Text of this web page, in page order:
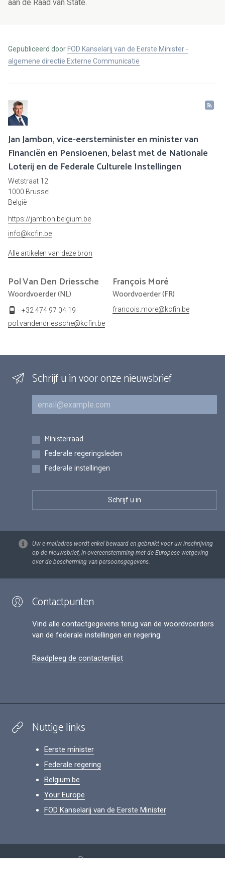
aan de Raad van State.
Gepubliceerd door FOD Kanselarij van de Eerste Minister -
algemene directie Externe Communicatie
Jan Jambon, vice-eersteminister en minister van
Financiën en Pensioenen, belast met de Nationale
Loterij en de Federale Culturele Instellingen
Wetstraat 12
1000 Brussel
België
https://jambon.belgium.be
info@kcfin.be
Alle artikelen van deze bron
PolVan Den Driessche
Woordvoerder (NL)
+32 474 97 04 19
pol.vandendriessche@kcfin.be
François Moré
Woordvoerder (FR)
francois.more@kcfin.be
Schrijf u in voor onze nieuwsbrief
E-mail
Inschrijvingen
Ministerraad
Federale regeringsleden
Federale instellingen
Uw e-mailadres wordt enkel bewaard en gebruikt voor uw inschrijving
op de nieuwsbrief, in overeenstemming met de Europese wetgeving
over de bescherming van persoonsgegevens.
Contactpunten
Vind alle contactgegevens terug van de woordvoerders
van de federale instellingen en regering.
Raadpleeg de contactenlijst
Nuttige links
Eerste minister
Federale regering
Belgium.be
Your Europe
FOD Kanselarij van de Eerste Minister
Persoonsgegevens